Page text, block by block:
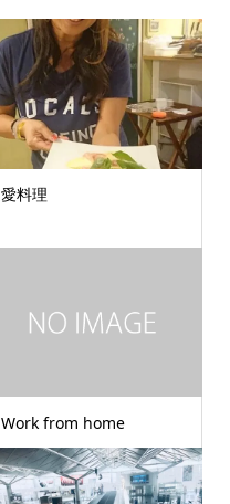
愛料理
Work from home